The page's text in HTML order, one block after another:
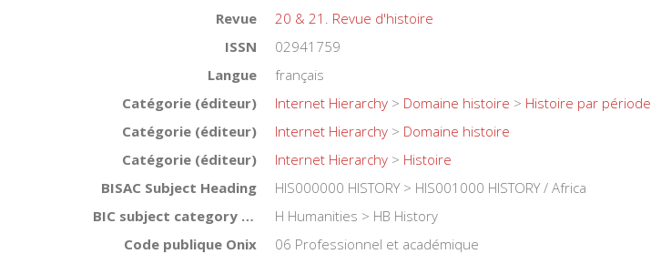
Revue
20 & 21. Revue d'histoire
ISSN
02941759
Langue
français
Catégorie (éditeur)
Internet Hierarchy > Domaine histoire > Histoire par période
Catégorie (éditeur)
Internet Hierarchy > Domaine histoire
Catégorie (éditeur)
Internet Hierarchy > Histoire
BISAC Subject Heading
HIS000000 HISTORY > HIS001000 HISTORY / Africa
BIC subject category (UK)
H Humanities > HB History
Code publique Onix
06 Professionnel et académique